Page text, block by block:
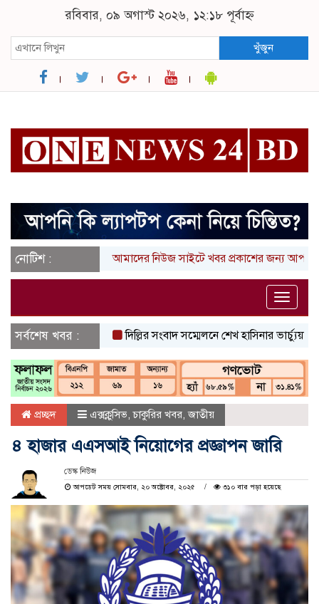
রবিবার, ০৯ অগাস্ট ২০২৬, ১২:১৮ পূর্বাহ্ন
খুঁজুন
নোটিশ : আমাদের নিউজ সাইটে খবর প্রকাশের জন্য আপনার
Toggle
সর্বশেষ খবর :
দিল্লির সংবাদ সম্মেলনে শেখ হাসিনার ভার্চ্যুয়াল
প্রচ্ছদ এক্সক্লুসিভ,চাকুরির খবর,জাতীয়
৪ হাজার এএসআই নিয়োগের প্রজ্ঞাপন জারি
ডেস্ক নিউজ
আপডেট সময় সোমবার, ২০ অক্টোবর, ২০২৫
৩১০ বার পড়া হয়েছে